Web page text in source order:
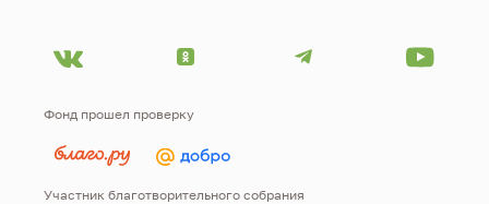
Фонд прошел проверку
Участник благотворительного собрания